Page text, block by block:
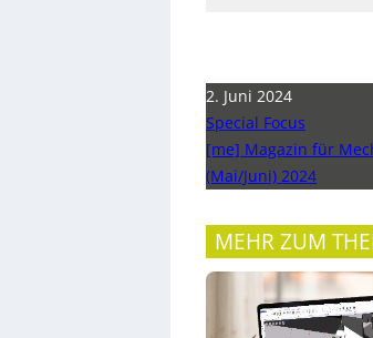
2. Juni 2024
Special Focus
[me] Magazin für
(Mai/Juni) 2024
MEHR ZUM